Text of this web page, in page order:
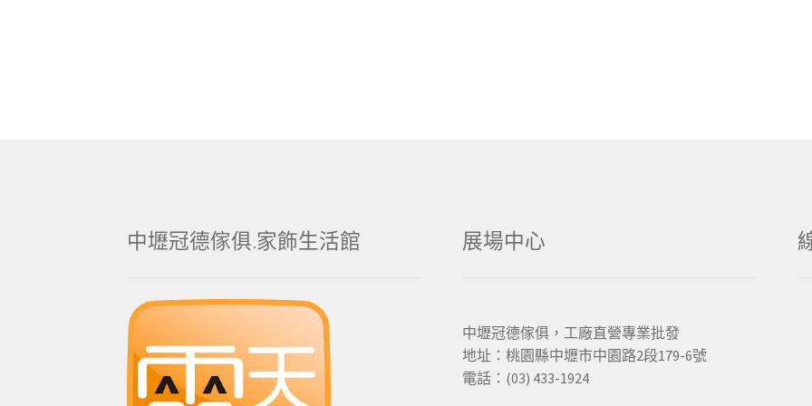
中壢冠德傢俱.家飾生活館 展場中心
中壢冠德傢俱，工廠直營專業批發
地址：桃園縣中壢市中園路2段179-6號
電話：(03) 433-1924